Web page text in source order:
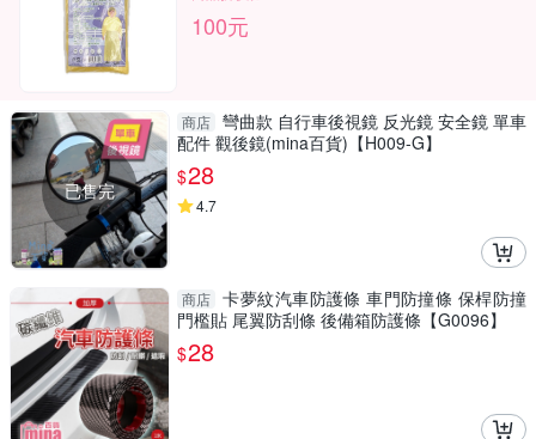
100元
已售完
商店 彎曲款 自行車後視鏡 反光鏡 安全鏡 單車
配件 觀後鏡(mina百貨)【H009-G】
$28
4.7
商店 卡夢紋汽車防護條 車門防撞條 保桿防撞
門檻貼 尾翼防刮條 後備箱防護條【G0096】
$28